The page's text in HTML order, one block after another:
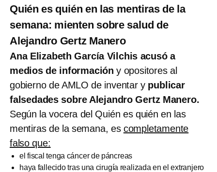
Quién es quién en las mentiras de la
semana: mienten sobre salud de
Alejandro Gertz Manero
Ana Elizabeth García Vilchis acusó a
medios de información y opositores al
gobierno de AMLO de inventar y publicar
falsedades sobre Alejandro Gertz Manero.
Según la vocera del Quién es quién en las
mentiras de la semana, es completamente
falso que:
el fiscal tenga cáncer de páncreas
haya fallecido tras una cirugía realizada en el extranjero